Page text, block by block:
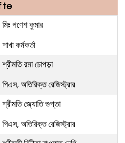
te
মিঃ গণেশ কুমার
শাখা কর্মকর্তা
শ্রীমতি রমা চোপড়া
পিএস, অতিরিক্ত রেজিস্ট্রার
শ্রীমতি জ্যোতি গুপ্তা
পিএস, অতিরিক্ত রেজিস্ট্রার